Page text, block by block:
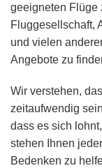
geeigneten Flüge
Fluggesellschaft,
und vielen
Angebote zu
Wir verstehen,
zeitaufwendig
dass es sich
stehen Ihnen
Bedenken zu